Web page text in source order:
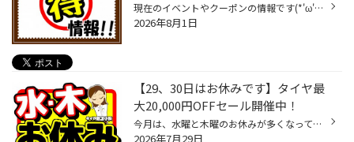
現在のイベントやクーポンの情報です(*'ω'*) ★ イベント情報 ★ スーパータイヤセール 《 7月9日（木）～8月9日（日）まで 》 詳細⇒【 セール特設ページ 】 、【 WEBチラシ 】 ★ クーポン情報 ★ 車検3ヶ月前予約で 2,000円OFF 《 8月31日（月）まで 》 詳細⇒【 クーポンページ 】 ★ 500円割引券 発行...
2026年8月1日
【29、30日はお休みです】タイヤ最
大20,000円OFFセール開催中！
今月は、水曜と木曜のお休みが多くなっております。 お急ぎのところご不便をおかけいたしますが、金曜以降のご来店を心よりお待ちしております！ セール開催中です！ タイヤ最大20,000円OFFの【 スーパータイヤセール 】開催中です！ 9月からタイヤの価格改定が決定しておりますので、その前にお得...
2026年7月29日